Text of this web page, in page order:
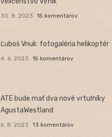
30. 8. 2023 15 komentárov
Ľuboš Vnuk: fotogaléria helikoptér
4. 6. 2023 15 komentárov
ATE bude mať dva nové vrtuľníky
AgustaWestland
6. 8. 2023 13 komentárov